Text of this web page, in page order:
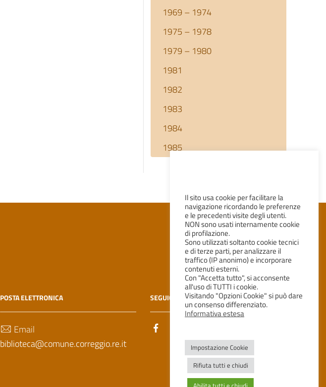
1969 – 1974
1975 – 1978
1979 – 1980
1981
1982
1983
1984
1985
POSTA ELETTRONICA
Email
biblioteca@comune.correggio.re.it
SEGUICI SU
Il sito usa cookie per facilitare la
navigazione ricordando le preferenze
e le precedenti visite degli utenti.
NON sono usati internamente cookie
di profilazione.
Sono utilizzati soltanto cookie tecnici
e di terze parti, per analizzare il
traffico (IP anonimo) e incorporare
contenuti esterni.
Con "Accetta tutto", si acconsente
all'uso di TUTTI i cookie.
Visitando "Opzioni Cookie" si può dare
un consenso differenziato.
Informativa estesa
Impostazione Cookie
Rifiuta tutti e chiudi